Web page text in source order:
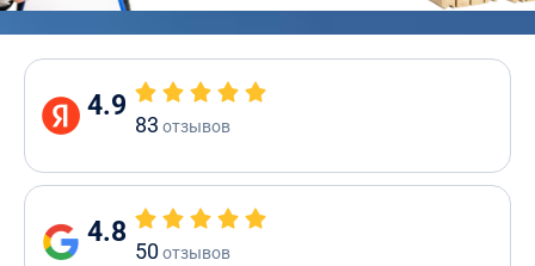
4.9
83 отзывов
4.8
50отзывов